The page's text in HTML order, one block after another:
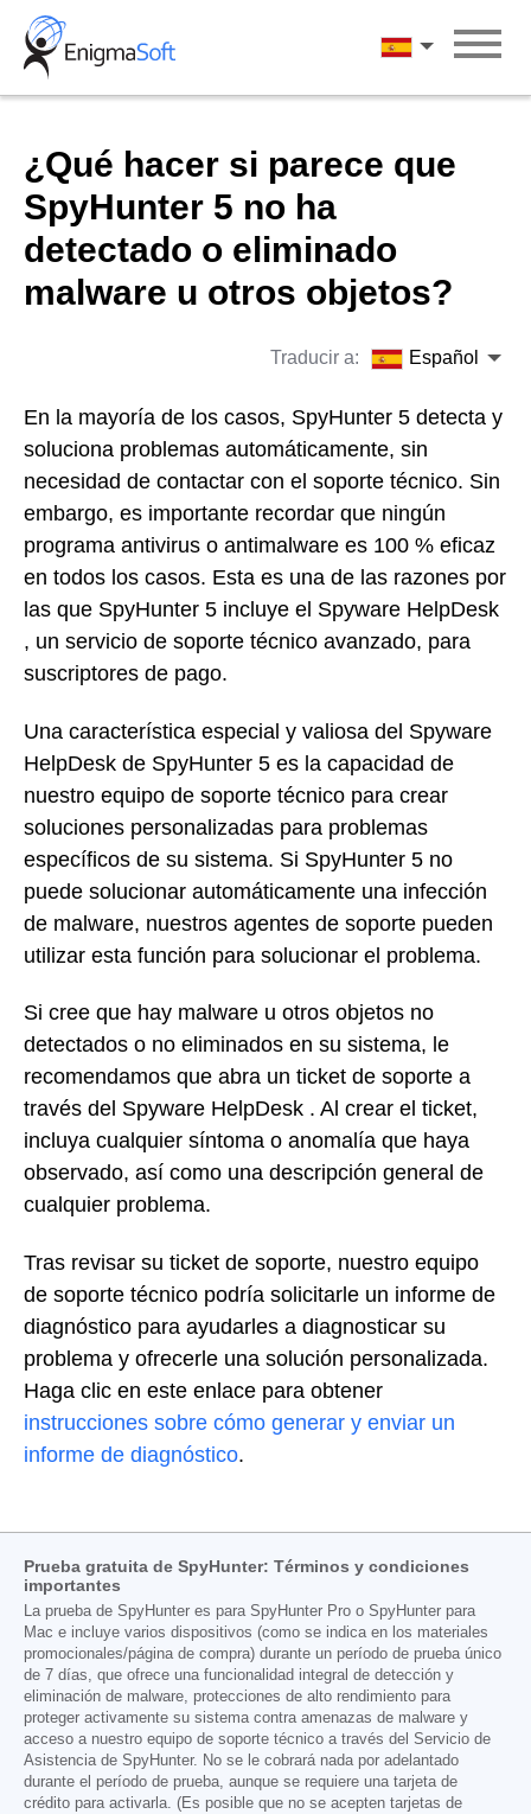
Skip
content
Español
¿Qué hacer si parece que
SpyHunter 5 no ha
detectado o eliminado
malware u otros objetos?
Traducir a: Español
En la mayoría de los casos, SpyHunter 5 detecta y
soluciona problemas automáticamente, sin
necesidad de contactar con el soporte técnico. Sin
embargo, es importante recordar que ningún
programa antivirus o antimalware es 100 % eficaz
en todos los casos. Esta es una de las razones por
las que SpyHunter 5 incluye el Spyware HelpDesk
, un servicio de soporte técnico avanzado, para
suscriptores de pago.
Una característica especial y valiosa del Spyware
HelpDesk de SpyHunter 5 es la capacidad de
nuestro equipo de soporte técnico para crear
soluciones personalizadas para problemas
específicos de su sistema. Si SpyHunter 5 no
puede solucionar automáticamente una infección
de malware, nuestros agentes de soporte pueden
utilizar esta función para solucionar el problema.
Si cree que hay malware u otros objetos no
detectados o no eliminados en su sistema, le
recomendamos que abra un ticket de soporte a
través del Spyware HelpDesk . Al crear el ticket,
incluya cualquier síntoma o anomalía que haya
observado, así como una descripción general de
cualquier problema.
Tras revisar su ticket de soporte, nuestro equipo
de soporte técnico podría solicitarle un informe de
diagnóstico para ayudarles a diagnosticar su
problema y ofrecerle una solución personalizada.
Haga clic en este enlace para obtener
instrucciones sobre cómo generar y enviar un
informe de diagnóstico.
Prueba gratuita de SpyHunter: Términos y condiciones
importantes
La prueba de SpyHunter es para SpyHunter Pro o SpyHunter para
Mac e incluye varios dispositivos (como se indica en los materiales
promocionales/página de compra) durante un período de prueba único
de 7 días, que ofrece una funcionalidad integral de detección y
eliminación de malware, protecciones de alto rendimiento para
proteger activamente su sistema contra amenazas de malware y
acceso a nuestro equipo de soporte técnico a través del Servicio de
Asistencia de SpyHunter. No se le cobrará nada por adelantado
durante el período de prueba, aunque se requiere una tarjeta de
crédito para activarla. (Es posible que no se acepten tarjetas de